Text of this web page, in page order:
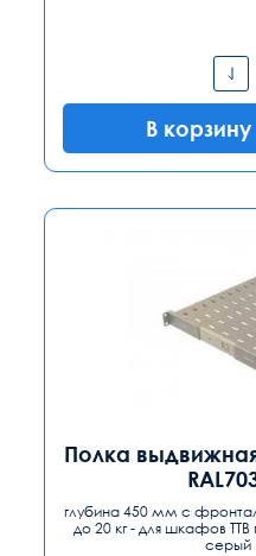
В корзину
Полка выдвижная
глубина 450 мм с
до 20 кг - для шкафов
серый